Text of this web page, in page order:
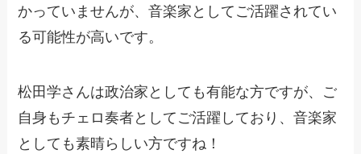
かっていませんが、音楽家としてご活躍されてい
る可能性が高いです。
松田学さんは政治家としても有能な方ですが、ご
自身もチェロ奏者としてご活躍しており、音楽家
としても素晴らしい方ですね！